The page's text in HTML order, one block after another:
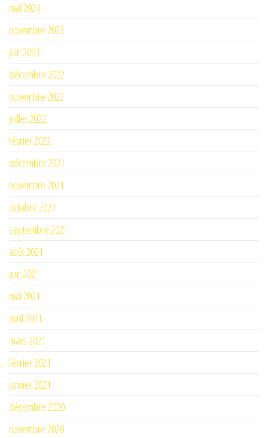
mai 2024
novembre 2023
juin 2023
décembre 2022
novembre 2022
juillet 2022
février 2022
décembre 2021
novembre 2021
octobre 2021
septembre 2021
août 2021
juin 2021
mai 2021
avril 2021
mars 2021
février 2021
janvier 2021
décembre 2020
novembre 2020